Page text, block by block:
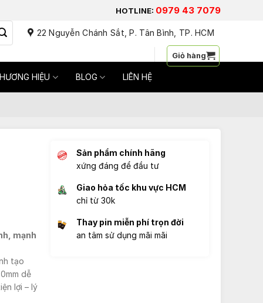
HOTLINE: 0979 43 7079
22 Nguyễn Chánh Sắt, P. Tân Bình, TP. HCM
Giỏ hàng
HIỆU BLOG LIÊN HỆ
mạnh
tạo
dễ
lợi – lý
Sản phẩm chính hãng
xứng đáng để đầu tư
Giao hỏa tốc khu vực HCM
chỉ từ 30k
Thay pin miễn phí trọn đời
an tâm sử dụng mãi mãi